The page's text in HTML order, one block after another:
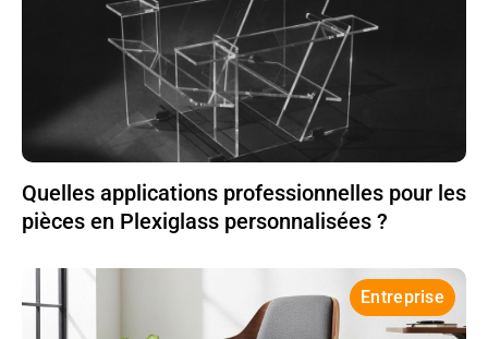
Quelles applications professionnelles pour les
pièces en Plexiglass personnalisées ?
Entreprise